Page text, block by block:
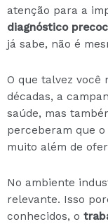
atenção para a
diagnóstico
já sabe, não é
O que talvez você
décadas, a
saúde, mas
perceberam que
muito além de
No ambiente
relevante. Isso
conhecidos, o